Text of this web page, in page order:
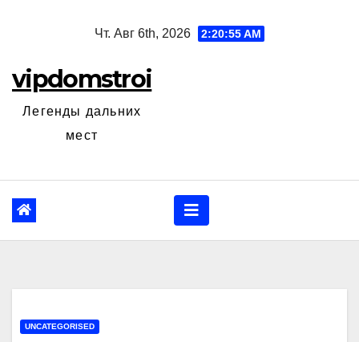
Чт. Авг 6th, 2026 2:20:56 AM
vipdomstroi
Легенды дальних
мест
UNCATEGORISED